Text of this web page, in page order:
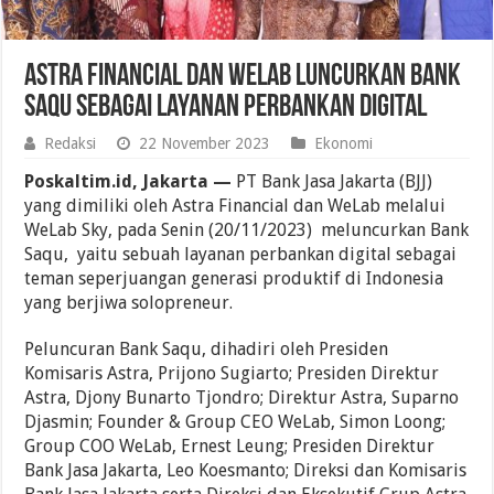
Astra Financial dan WeLab Luncurkan Bank
Saqu sebagai Layanan Perbankan Digital
Redaksi 22 November 2023 Ekonomi
Poskaltim.id, Jakarta — PT Bank Jasa Jakarta (BJJ)
yang dimiliki oleh Astra Financial dan WeLab melalui
WeLab Sky, pada Senin (20/11/2023) meluncurkan Bank
Saqu, yaitu sebuah layanan perbankan digital sebagai
teman seperjuangan generasi produktif di Indonesia
yang berjiwa solopreneur.
Peluncuran Bank Saqu, dihadiri oleh Presiden
Komisaris Astra, Prijono Sugiarto; Presiden Direktur
Astra, Djony Bunarto Tjondro; Direktur Astra, Suparno
Djasmin; Founder & Group CEO WeLab, Simon Loong;
Group COO WeLab, Ernest Leung; Presiden Direktur
Bank Jasa Jakarta, Leo Koesmanto; Direksi dan Komisaris